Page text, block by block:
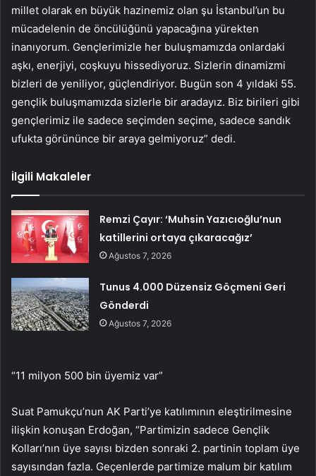
millet olarak en büyük hazinemiz olan şu İstanbul’un bu
mücadelenin de öncülüğünü yapacağına yürekten
inanıyorum. Gençlerimizle her buluşmamızda onlardaki
aşkı, enerjiyi, coşkuyu hissediyoruz. Sizlerin dinamizmi
bizleri de yeniliyor, güçlendiriyor. Bugün son 4 yıldaki 55.
gençlik buluşmamızda sizlerle bir aradayız. Biz birileri gibi
gençlerimiz ile sadece seçimden seçime, sadece sandık
ufukta görününce bir araya gelmiyoruz” dedi.
İlgili Makaleler
Remzi Çayır: ‘Muhsin Yazıcıoğlu’nun
katillerini ortaya çıkaracağız’
Ağustos 7, 2026
Tunus 4.000 Düzensiz Göçmeni Geri
Gönderdi
Ağustos 7, 2026
“11 milyon 500 bin üyemiz var”
Suat Pamukçu’nun AK Parti’ye katılımının eleştirilmesine
ilişkin konuşan Erdoğan, “Partimizin sadece Gençlik
Kolları’nın üye sayısı bizden sonraki 2. partinin toplam üye
sayısından fazla. Geçenlerde partimize malum bir katılım